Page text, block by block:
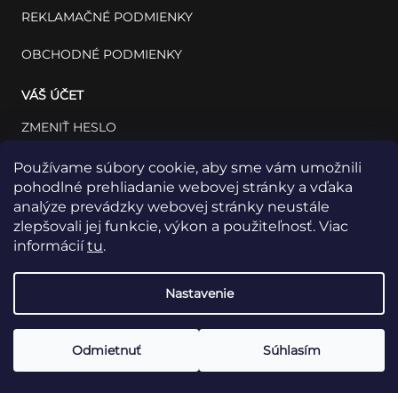
Používame súbory cookie, aby sme vám umožnili
pohodlné prehliadanie webovej stránky a vďaka
analýze prevádzky webovej stránky neustále
zlepšovali jej funkcie, výkon a použiteľnosť. Viac
informáciítu.
Nastavenie
Odmietnuť Súhlasím
REKLAMAČNÉ PODMIENKY
OBCHODNÉ PODMIENKY
VÁŠ ÚČET
ZMENIŤ HESLO
VÁŠ PROFIL
VAŠE OBJEDNÁVKY
Vytvoril Shoptet